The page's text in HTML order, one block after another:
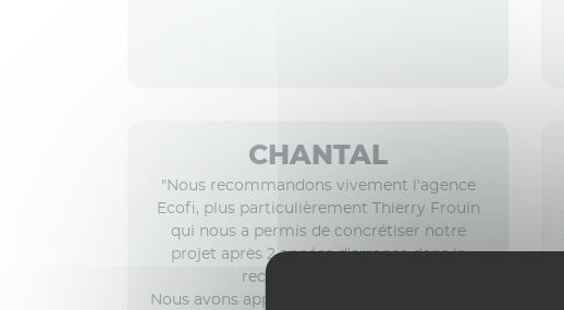
CHANTAL
"Nous recommandons vivement l'agence
Ecofi, plus particulièrement Thierry Frouin
qui nous a permis de concrétiser notre
projet après 2 années d'errance dans la
recherche d'un bien.
Nous avons apprécié son professionnalisme,